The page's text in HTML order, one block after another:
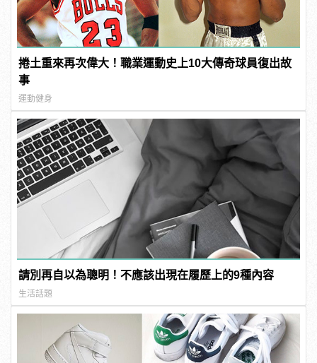
捲土重來再次偉大！職業運動史上10大傳奇球員復出故
事
運動健身
請別再自以為聰明！不應該出現在履歷上的9種內容
生活話題